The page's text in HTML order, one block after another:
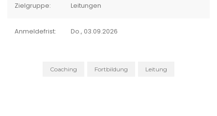
Zielgruppe: Leitungen
Anmeldefrist: Do., 03.09.2026
Coaching Fortbildung Leitung